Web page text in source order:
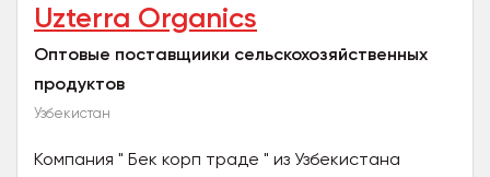
Uzterra Organics
Оптовые поставщиики сельскохозяйственных
продуктов
Узбекистан
Компания " Бек корп траде " из Узбекистана